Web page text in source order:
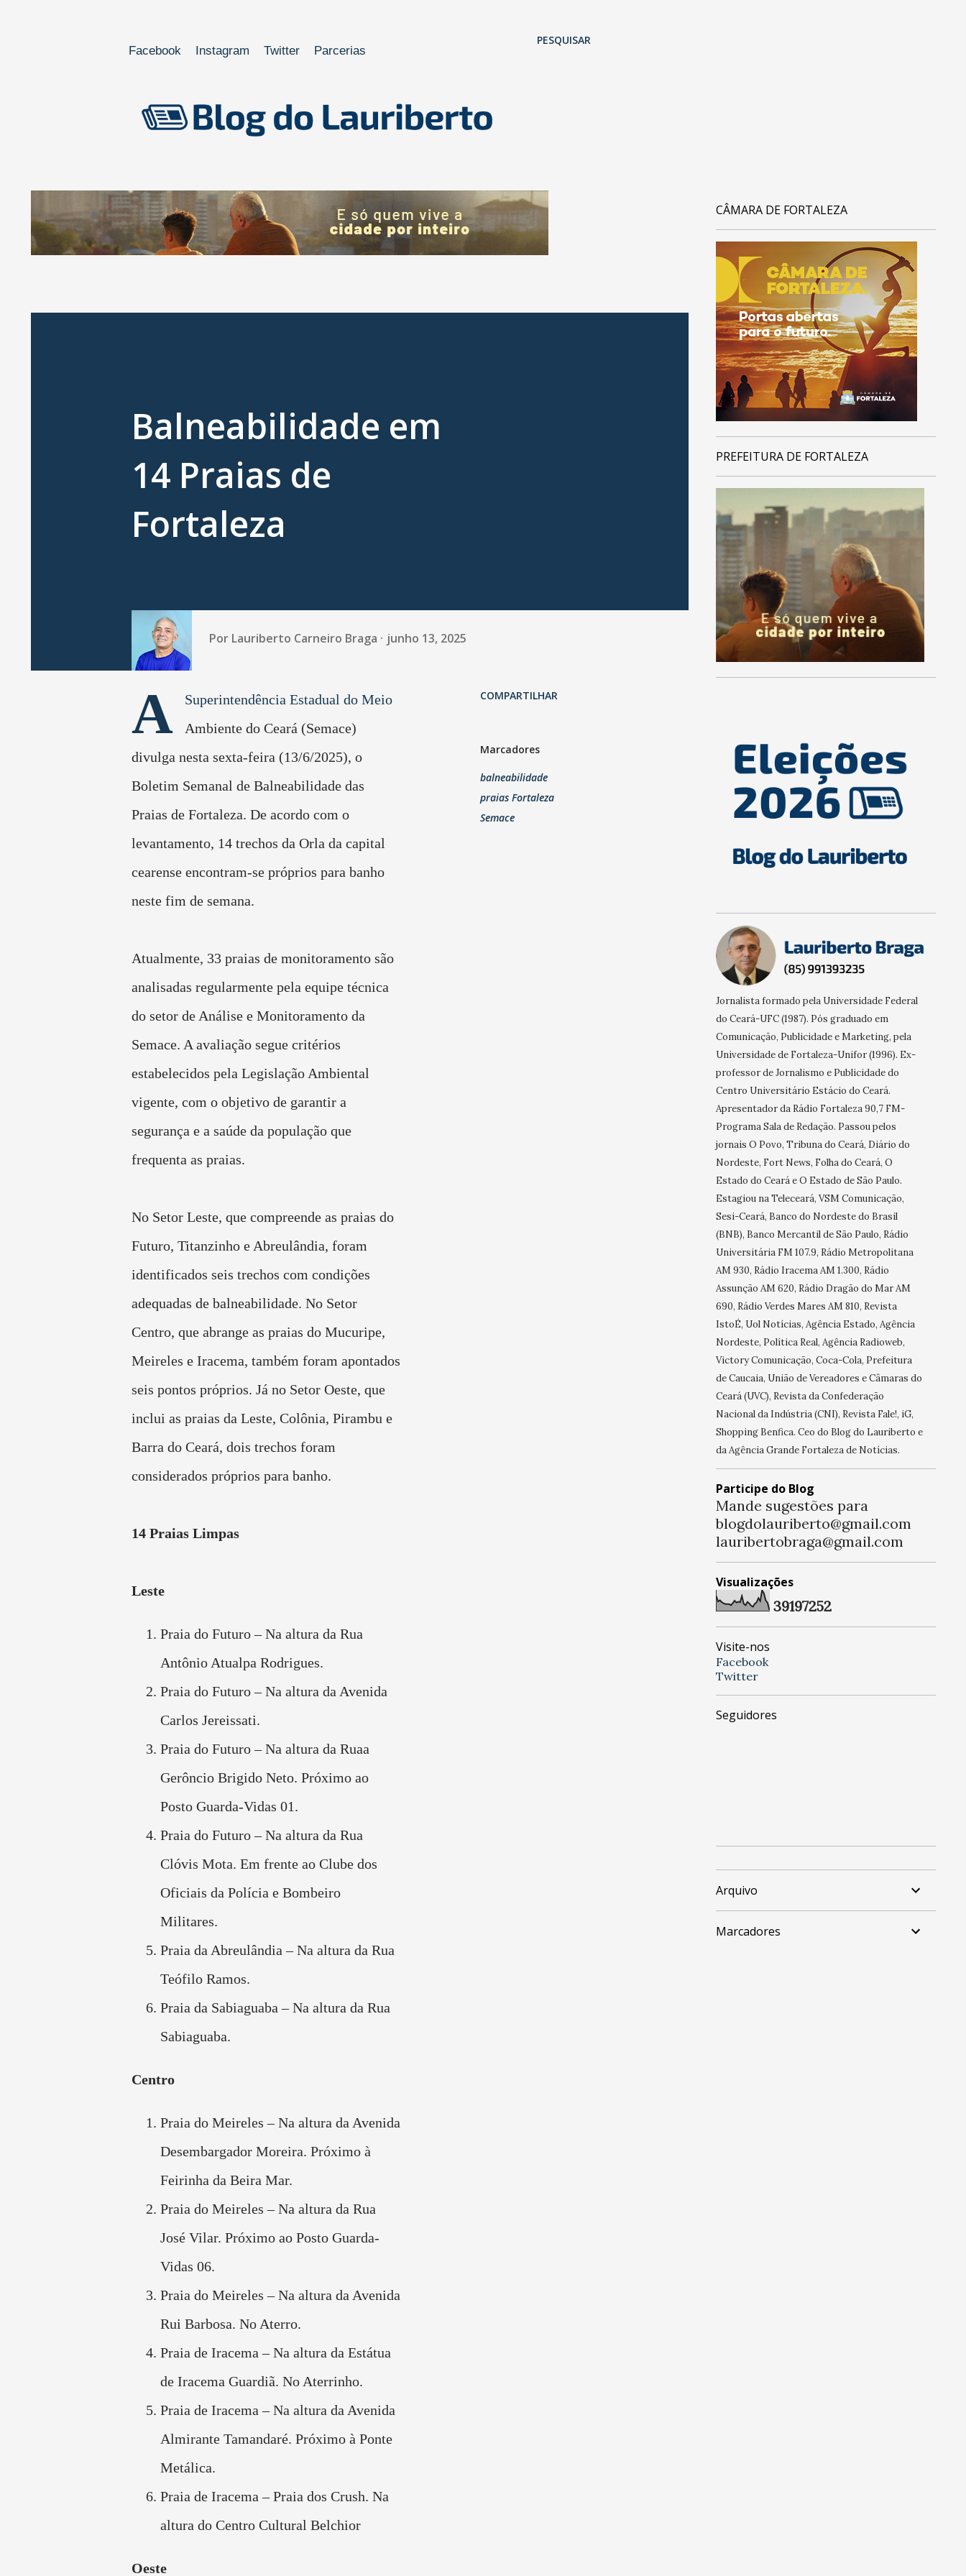
Facebook Instagram Twitter Parcerias
PESQUISAR
Balneabilidade em
14 Praias de
Fortaleza
Por Lauriberto Carneiro Braga junho 13, 2025
A
Superintendência Estadual do Meio
Ambiente do Ceará (Semace)
divulga nesta sexta-feira (13/6/2025), o
Boletim Semanal de Balneabilidade das
Praias de Fortaleza. De acordo com o
levantamento, 14 trechos da Orla da capital
cearense encontram-se próprios para banho
neste fim de semana.
Atualmente, 33 praias de monitoramento são
analisadas regularmente pela equipe técnica
do setor de Análise e Monitoramento da
Semace. A avaliação segue critérios
estabelecidos pela Legislação Ambiental
vigente, com o objetivo de garantir a
segurança e a saúde da população que
frequenta as praias.
No Setor Leste, que compreende as praias do
Futuro, Titanzinho e Abreulândia, foram
identificados seis trechos com condições
adequadas de balneabilidade. No Setor
Centro, que abrange as praias do Mucuripe,
Meireles e Iracema, também foram apontados
seis pontos próprios. Já no Setor Oeste, que
inclui as praias da Leste, Colônia, Pirambu e
Barra do Ceará, dois trechos foram
considerados próprios para banho.
14 Praias Limpas
Leste
Praia do Futuro – Na altura da Rua
Antônio Atualpa Rodrigues.
Praia do Futuro – Na altura da Avenida
Carlos Jereissati.
Praia do Futuro – Na altura da Ruaa
Gerôncio Brigido Neto. Próximo ao
Posto Guarda-Vidas 01.
Praia do Futuro – Na altura da Rua
Clóvis Mota. Em frente ao Clube dos
Oficiais da Polícia e Bombeiro
Militares.
Praia da Abreulândia – Na altura da Rua
Teófilo Ramos.
Praia da Sabiaguaba – Na altura da Rua
Sabiaguaba.
Centro
Praia do Meireles – Na altura da Avenida
Desembargador Moreira. Próximo à
Feirinha da Beira Mar.
Praia do Meireles – Na altura da Rua
José Vilar. Próximo ao Posto Guarda-
Vidas 06.
Praia do Meireles – Na altura da Avenida
Rui Barbosa. No Aterro.
Praia de Iracema – Na altura da Estátua
de Iracema Guardiã. No Aterrinho.
Praia de Iracema – Na altura da Avenida
Almirante Tamandaré. Próximo à Ponte
Metálica.
Praia de Iracema – Praia dos Crush. Na
altura do Centro Cultural Belchior
Oeste
COMPARTILHAR
Marcadores
balneabilidade
praias Fortaleza
Semace
CÂMARA DE FORTALEZA
PREFEITURA DE FORTALEZA
Jornalista formado pela Universidade Federal
do Ceará-UFC (1987). Pós graduado em
Comunicação, Publicidade e Marketing, pela
Universidade de Fortaleza-Unifor (1996). Ex-
professor de Jornalismo e Publicidade do
Centro Universitário Estácio do Ceará.
Apresentador da Rádio Fortaleza 90,7 FM-
Programa Sala de Redação. Passou pelos
jornais O Povo, Tribuna do Ceará, Diário do
Nordeste, Fort News, Folha do Ceará, O
Estado do Ceará e O Estado de São Paulo.
Estagiou na Teleceará, VSM Comunicação,
Sesi-Ceará, Banco do Nordeste do Brasil
(BNB), Banco Mercantil de São Paulo, Rádio
Universitária FM 107.9, Rádio Metropolitana
AM 930, Rádio Iracema AM 1.300, Rádio
Assunção AM 620, Rádio Dragão do Mar AM
690, Rádio Verdes Mares AM 810, Revista
IstoÉ, Uol Notícias, Agência Estado, Agência
Nordeste, Política Real, Agência Radioweb,
Victory Comunicação, Coca-Cola, Prefeitura
de Caucaia, União de Vereadores e Câmaras do
Ceará (UVC), Revista da Confederação
Nacional da Indústria (CNI), Revista Fale!, iG,
Shopping Benfica. Ceo do Blog do Lauriberto e
da Agência Grande Fortaleza de Notícias.
Participe do Blog
Mande sugestões para
blogdolauriberto@gmail.com
lauribertobraga@gmail.com
Visualizações
39197252
Visite-nos
Facebook
Twitter
Seguidores
Arquivo
Marcadores